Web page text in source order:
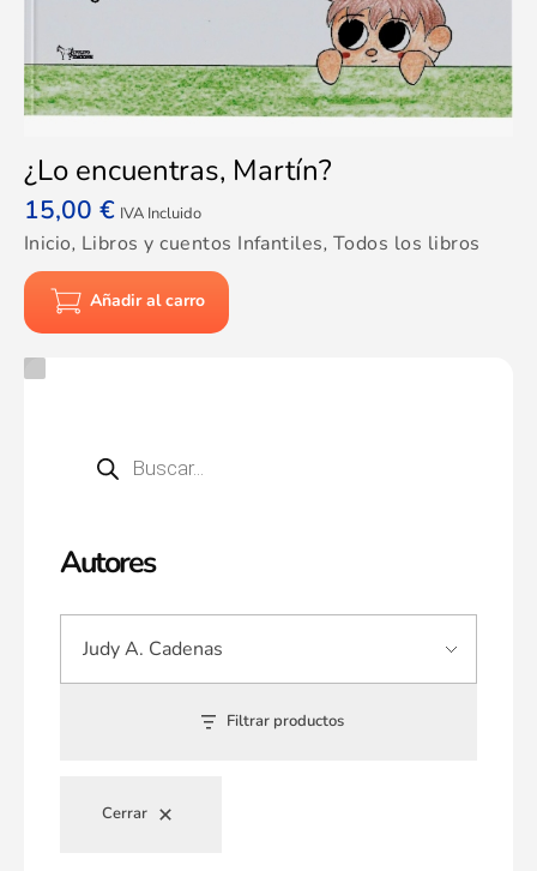
Autores
Filtrar productos
Cerrar
¿Lo encuentras, Martín?
15,00 € IVA Incluido
Inicio, Libros y cuentos Infantiles, Todos los libros
Añadir al carro